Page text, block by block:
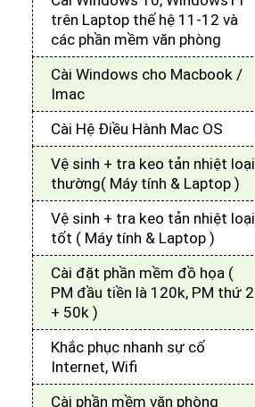
trên Laptop thế hệ 11-12 và
các phần mềm văn phòng
Cài Windows cho Macbook /
Imac
Cài Hệ Điều Hành Mac OS
Vệ sinh + tra keo tản nhiệt loại
thường( Máy tính & Laptop )
Vệ sinh + tra keo tản nhiệt loại
tốt ( Máy tính & Laptop )
Cài đặt phần mềm đồ họa (
PM đầu tiền là 120k, PM thứ 2
+ 50k )
Khắc phục nhanh sự cố
Internet, Wifi
Cài phần mềm văn phòng